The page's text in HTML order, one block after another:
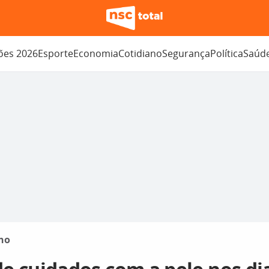
2026EsporteEconomiaCotidianoSegurançaPolítica